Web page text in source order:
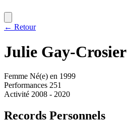
← Retour
Julie Gay-Crosier
Femme Né(e) en 1999
Performances 251
Activité 2008 - 2020
Records Personnels